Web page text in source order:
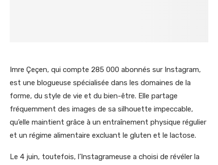
Imre Çeçen, qui compte 285 000 abonnés sur Instagram,
est une blogueuse spécialisée dans les domaines de la
forme, du style de vie et du bien-être. Elle partage
fréquemment des images de sa silhouette impeccable,
qu’elle maintient grâce à un entraînement physique régulier
et un régime alimentaire excluant le gluten et le lactose.
Le 4 juin, toutefois, l’Instagrameuse a choisi de révéler la